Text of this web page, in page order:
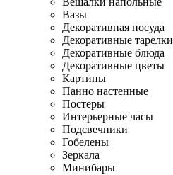
Вазы
Декоративная посуда
Декоративные тарелки
Декоративные блюда
Декоративные цветы
Картины
Панно настенные
Постеры
Интерьерные часы
Подсвечники
Гобелены
Зеркала
Минибары